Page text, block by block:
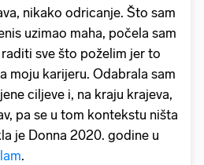
nikako odricanje. Što sam
uzimao maha, počela sam
sve što poželim jer to
moju karijeru. Odabrala sam
ciljeve i, na kraju krajeva,
pa se u tom kontekstu ništa
je Donna 2020. godine u
.